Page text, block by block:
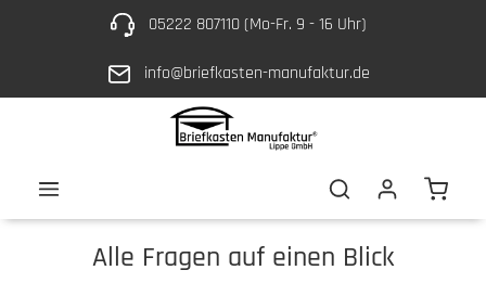
Zum Hauptinhalt springen05222 807110 (Mo-Fr. 9 - 16 Uhr)
info@briefkasten-manufaktur.de
Alle Fragen auf einen Blick